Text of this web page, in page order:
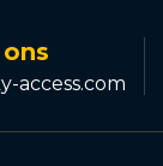
access.com